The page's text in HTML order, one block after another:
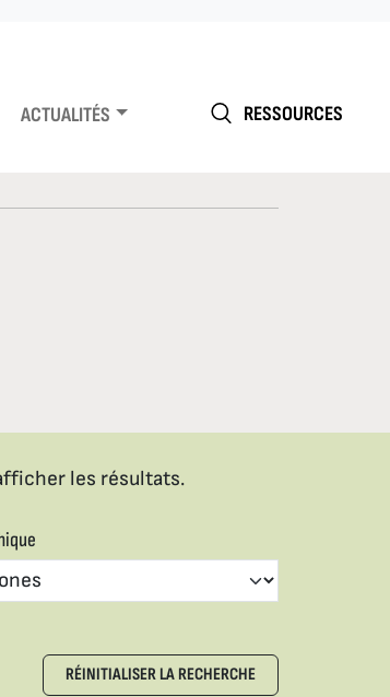
ACTUALITÉS RESSOURCES
les résultats.
RÉINITIALISER LA RECHERCHE